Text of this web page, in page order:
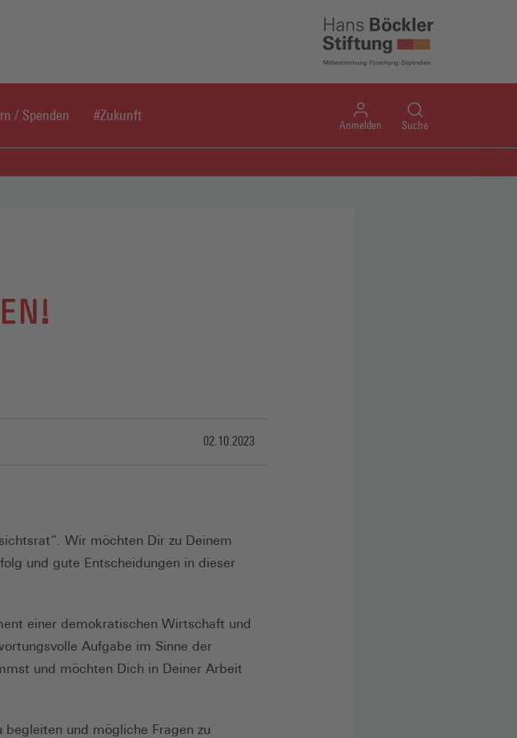
/ Spenden #Zukunft
Anmelden Suche
02.10.2023
Wir möchten Dir zu Deinem
und gute Entscheidungen in dieser
einer demokratischen Wirtschaft und
Aufgabe im Sinne der
und möchten Dich in Deiner Arbeit
begleiten und mögliche Fragen zu